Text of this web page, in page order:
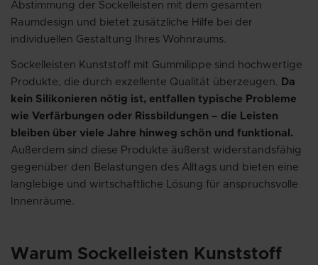
Abstimmung der Sockelleisten mit dem gesamten
Raumdesign und bietet zusätzliche Hilfe bei der
individuellen Gestaltung Ihres Wohnraums.
Sockelleisten Kunststoff mit Gummilippe sind hochwertige
Produkte, die durch exzellente Qualität überzeugen. Da
kein Silikonieren nötig ist, entfallen typische Probleme
wie Verfärbungen oder Rissbildungen – die Leisten
bleiben über viele Jahre hinweg schön und funktional.
Außerdem sind diese Produkte äußerst widerstandsfähig
gegenüber den Belastungen des Alltags und bieten eine
langlebige und wirtschaftliche Lösung für anspruchsvolle
Innenräume.
Warum Sockelleisten Kunststoff